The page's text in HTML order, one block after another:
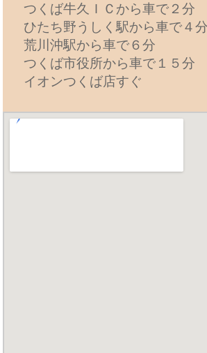
つくば牛久ＩＣから車で２分
ひたち野うしく駅から車で４分
荒川沖駅から車で６分
つくば市役所から車で１５分
イオンつくば店すぐ